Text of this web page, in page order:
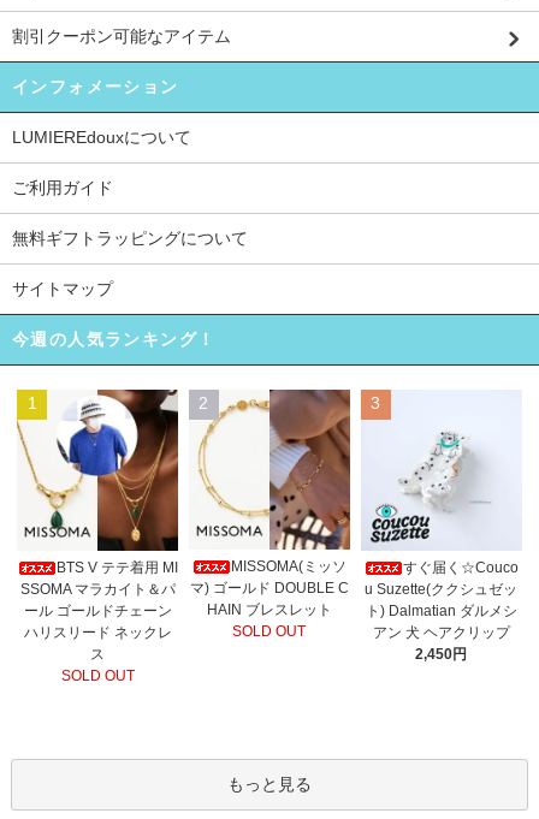
割引クーポン可能なアイテム
インフォメーション
LUMIEREdouxについて
ご利用ガイド
無料ギフトラッピングについて
サイトマップ
今週の人気ランキング！
1
BTS V テテ着用 MI
SSOMA マラカイト＆パ
ール ゴールドチェーン
ハリスリード ネックレ
ス
SOLD OUT
2
MISSOMA(ミッソ
マ) ゴールド DOUBLE C
HAIN ブレスレット
SOLD OUT
3
すぐ届く☆Couco
u Suzette(ククシュゼッ
ト) Dalmatian ダルメシ
アン 犬 ヘアクリップ
2,450円
もっと見る